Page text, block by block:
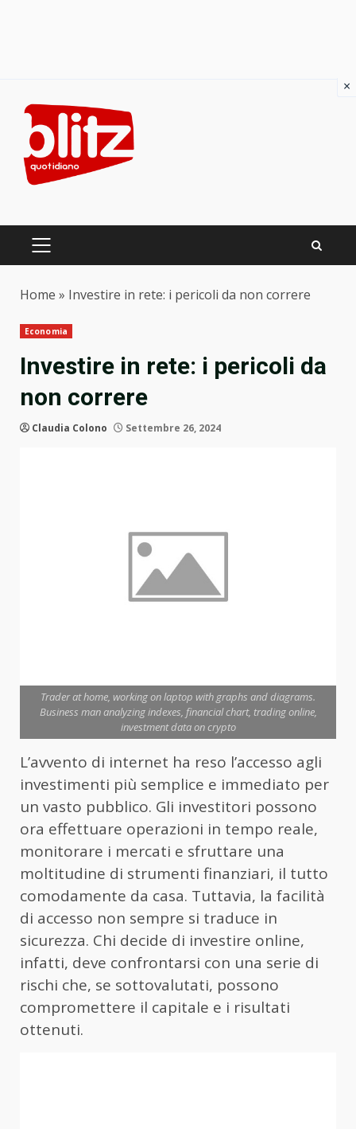
content
PRIMARY
Home » Investire in rete: i pericoli da non correre
Economia
Investire in rete: i pericoli da
non correre
Claudia Colono Settembre 26, 2024
Trader at home, working on laptop with graphs and diagrams.
Business man analyzing indexes, financial chart, trading online,
investment data on crypto
L’avvento di internet ha reso l’accesso agli
investimenti più semplice e immediato per
un vasto pubblico. Gli investitori possono
ora effettuare operazioni in tempo reale,
monitorare i mercati e sfruttare una
moltitudine di strumenti finanziari, il tutto
comodamente da casa. Tuttavia, la facilità
di accesso non sempre si traduce in
sicurezza. Chi decide di investire online,
infatti, deve confrontarsi con una serie di
rischi che, se sottovalutati, possono
compromettere il capitale e i risultati
ottenuti.
×